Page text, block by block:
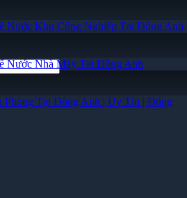
Nước Khu Công Nghiệp Tại Đông Anh
Nước Nhà Máy Tại Đông Anh
Phòng Tại Đông Anh | Uy Tín | Đúng